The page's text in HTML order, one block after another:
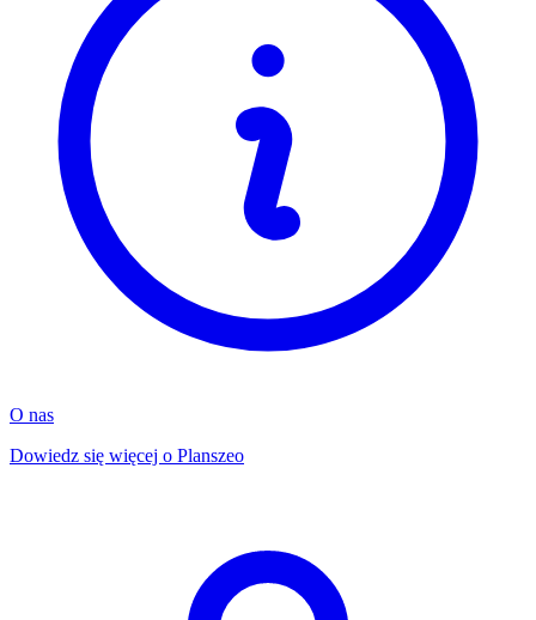
O nas
Dowiedz się więcej o Planszeo